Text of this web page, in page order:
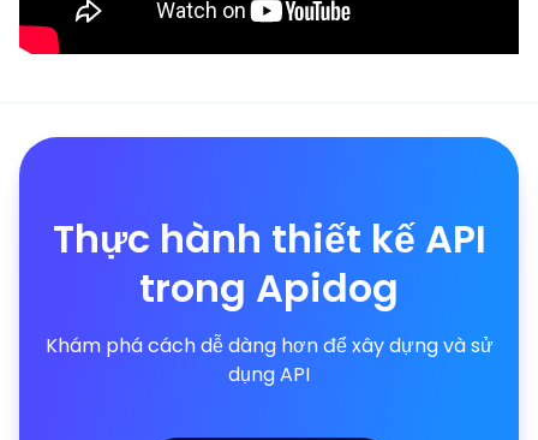
Thực hành thiết kế API
trong Apidog
Khám phá cách dễ dàng hơn để xây dựng và sử
dụng API